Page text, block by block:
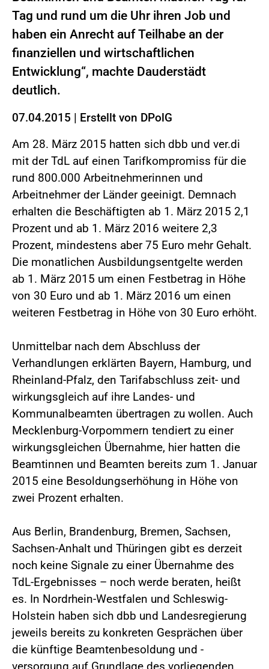
Tag und rund um die Uhr ihren Job und
haben ein Anrecht auf Teilhabe an der
finanziellen und wirtschaftlichen
Entwicklung“, machte Dauderstädt
deutlich.
07.04.2015 | Erstellt von DPolG
Am 28. März 2015 hatten sich dbb und ver.di
mit der TdL auf einen Tarifkompromiss für die
rund 800.000 Arbeitnehmerinnen und
Arbeitnehmer der Länder geeinigt. Demnach
erhalten die Beschäftigten ab 1. März 2015 2,1
Prozent und ab 1. März 2016 weitere 2,3
Prozent, mindestens aber 75 Euro mehr Gehalt.
Die monatlichen Ausbildungsentgelte werden
ab 1. März 2015 um einen Festbetrag in Höhe
von 30 Euro und ab 1. März 2016 um einen
weiteren Festbetrag in Höhe von 30 Euro erhöht.
Unmittelbar nach dem Abschluss der
Verhandlungen erklärten Bayern, Hamburg, und
Rheinland-Pfalz, den Tarifabschluss zeit- und
wirkungsgleich auf ihre Landes- und
Kommunalbeamten übertragen zu wollen. Auch
Mecklenburg-Vorpommern tendiert zu einer
wirkungsgleichen Übernahme, hier hatten die
Beamtinnen und Beamten bereits zum 1. Januar
2015 eine Besoldungserhöhung in Höhe von
zwei Prozent erhalten.
Aus Berlin, Brandenburg, Bremen, Sachsen,
Sachsen-Anhalt und Thüringen gibt es derzeit
noch keine Signale zu einer Übernahme des
TdL-Ergebnisses – noch werde beraten, heißt
es. In Nordrhein-Westfalen und Schleswig-
Holstein haben sich dbb und Landesregierung
jeweils bereits zu konkreten Gesprächen über
die künftige Beamtenbesoldung und -